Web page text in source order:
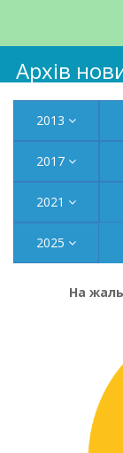
Архів
2013
2017
2021
2025
На